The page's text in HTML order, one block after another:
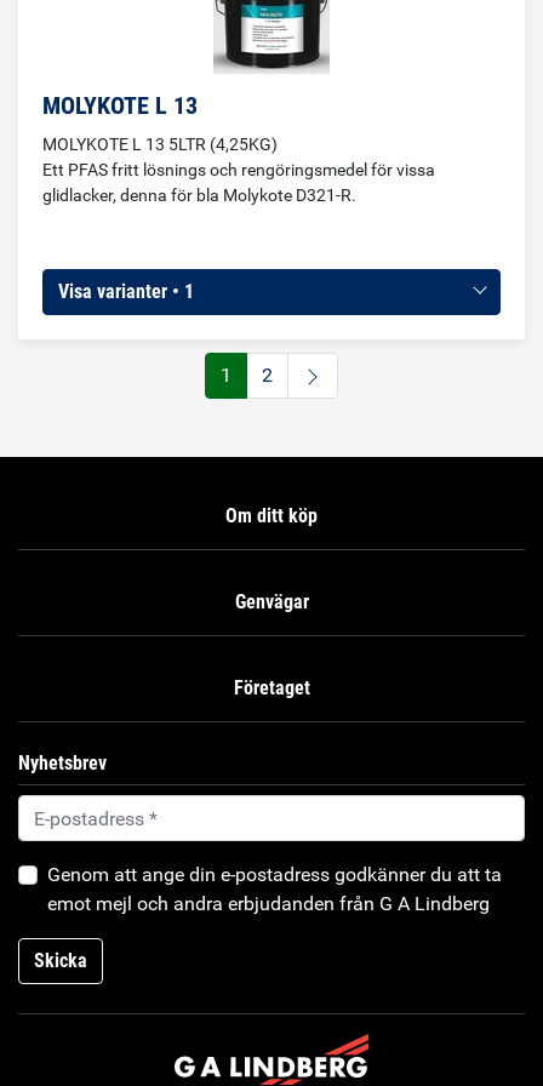
MOLYKOTE L 13
MOLYKOTE L 13 5LTR (4,25KG)
Ett PFAS fritt lösnings och rengöringsmedel för vissa
glidlacker, denna för bla Molykote D321-R.
Visa varianter • 1
1 2
Om ditt köp
Genvägar
Företaget
Nyhetsbrev
Genom att ange din e-postadress godkänner du att ta
emot mejl och andra erbjudanden från G A Lindberg
Skicka